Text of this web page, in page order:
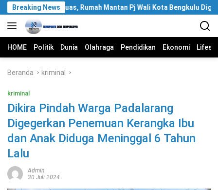
Langsung
ke
konten
Breaking News
KPK Meluas, Rumah Mantan Pj Wali Kota Bengkulu Digeledah
HOME Politik Dunia Olahraga Pendidikan Ekonomi
Beranda kriminal
kriminal
Dikira Pindah Warga Padalarang
Digegerkan Penemuan Kerangka Ibu
dan Anak Diduga Meninggal 6 Tahun
Lalu
Admin
30 Juli 2024